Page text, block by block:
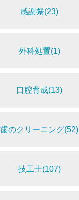
感謝祭(23)
外科処置(1)
口腔育成(13)
歯のクリーニング(52)
技工士(107)